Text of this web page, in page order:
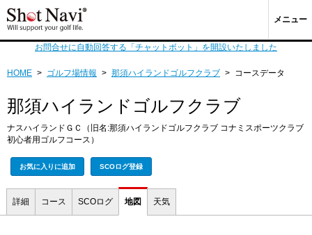
メニュー
お問合せに自動回答する「チャットボット」を開設いたしました
HOME > ゴルフ場情報 > 那須ハイランドゴルフクラブ > コースデータ
那須ハイランドゴルフクラブ
ナスハイランドＧＣ（旧名:那須ハイランドゴルフクラブ コナミスポーツクラブ
初心者用ゴルフコース）
お気に入りに追加 SCOログ登録
詳細 コース SCOログ 地図 天気